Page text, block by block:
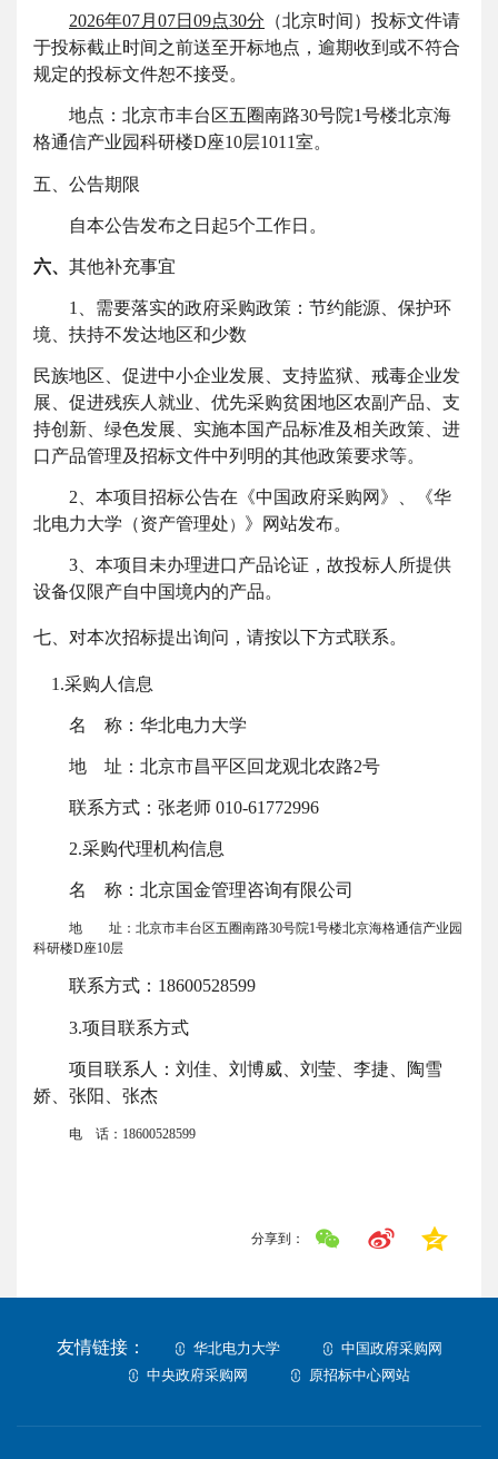
2026年07月07日09点30分 （北京时间）投标文件请
于投标截止时间之前送至开标地点，逾期收到或不符合
规定的投标文件恕不接受。
地点：北京市丰台区五圈南路30号院1号楼北京海
格通信产业园科研楼D座10层1011室。
五、公告期限
自本公告发布之日起5个工作日。
六、 其他补充事宜
1、需要落实的政府采购政策：节约能源、保护环
境、扶持不发达地区和少数
民族地区、促进中小企业发展、支持监狱、戒毒企业发
展、促进残疾人就业、优先采购贫困地区农副产品、支
持创新、绿色发展、实施本国产品标准及相关政策、进
口产品管理及招标文件中列明的其他政策要求等。
2、本项目招标公告在 《中国政府采购网》、《华
北电力大学（资产管理处 ） 》 网站发布。
3、 本项目未办理进口产品论证，故投标人所提供
设备仅限产自中国境内的产品。
七、对本次招标提出询问，请按以下方式联系。
1.采购人信息
名 称：华北电力大学
地 址：北京市昌平区回龙观北农路2号
联系方式：张老师 010-61772996
2.采购代理机构信息
名 称：北京国金管理咨询有限公司
地 址：北京市丰台区五圈南路30号院1号楼北京海格通信产业园
科研楼D座10层
联系方式： 18600528599
3.项目联系方式
项目联系人：刘佳、刘博威、刘莹、李捷、陶雪
娇、张阳、张杰
电 话： 18600528599
分享到：
友情链接： 华北电力大学
中国政府采购网
中央政府采购网
原招标中心网站